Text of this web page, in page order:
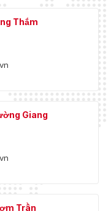
Thắm
Giang
Trần